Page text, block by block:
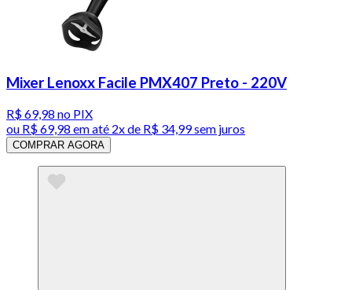
Mixer Lenoxx Facile PMX407 Preto - 220V
R$ 69,98 no PIX
ou R$ 69,98 em até 2x de R$ 34,99 sem juros
COMPRAR AGORA